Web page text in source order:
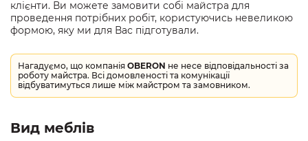
клієнти. Ви можете замовити собі майстра для
проведення потрібних робіт, користуючись невеликою
формою, яку ми для Вас підготували.
Нагадуємо, що компанія OBERON не несе відповідальності за
роботу майстра. Всі домовленості та комунікації
відбуватимуться лише між майстром та замовником.
Вид меблів